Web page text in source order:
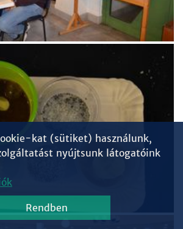
kat (sütiket) használunk,
nyújtsunk látogatóink
Rendben